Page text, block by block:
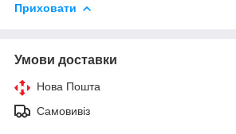
Приховати
Умови доставки
Нова Пошта
Самовивіз